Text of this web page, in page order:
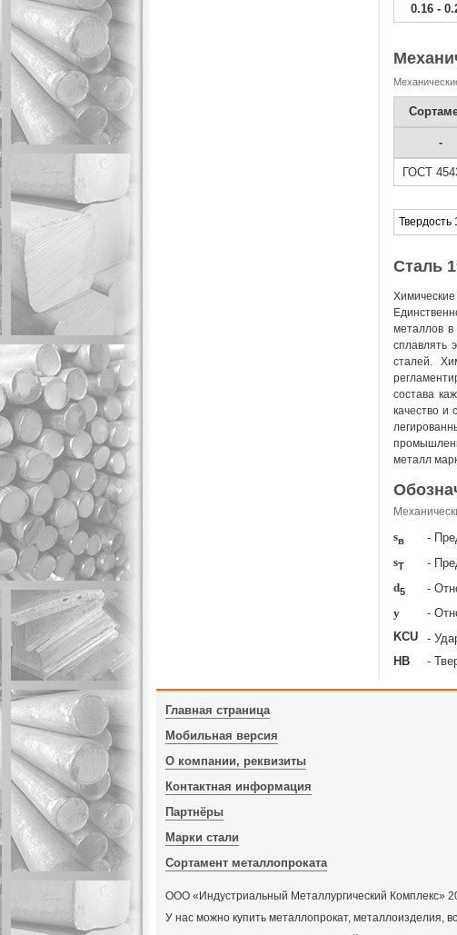
0.16 -
-
ГОСТ
Сталь
металлов
сплавлять
сталей.
состава
качество и
металл
sв
-
sT
-
d5
-
y
-
KCU
-
HB
-
Главная страница
Мобильная версия
О компании, реквизиты
Контактная информация
Партнёры
Марки стали
Сортамент металлопроката
ООО «Индустриальный Металлургический Комплекс»
У нас можно купить металлопрокат, металлоизделия,